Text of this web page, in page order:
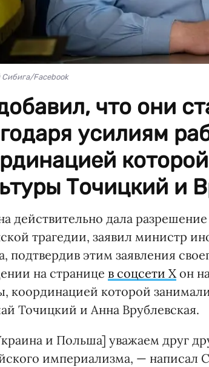
Facebook
что они
усилиям
Точицкий и
действительно дала
трагедии, заявил министр
подтвердив этим заявления
на странице в соцсети Хон
координацией которой
Точицкий и Анна Врублевская.
и Польша] уважаем друг
империализма, —